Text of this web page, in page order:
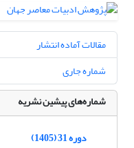
مقالات آماده انتشار
شماره جاری
شماره‌های پیشین نشریه
دوره 31 (1405)